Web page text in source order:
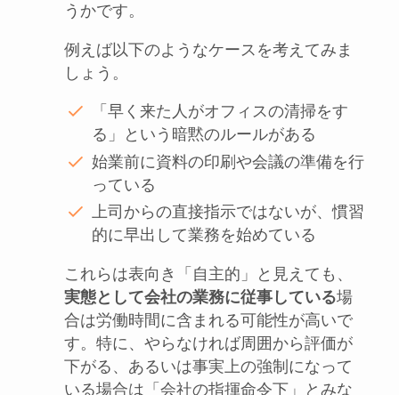
うかです。
例えば以下のようなケースを考えてみま
しょう。
「早く来た人がオフィスの清掃をす
る」という暗黙のルールがある
始業前に資料の印刷や会議の準備を行
っている
上司からの直接指示ではないが、慣習
的に早出して業務を始めている
これらは表向き「自主的」と見えても、
実態として会社の業務に従事している場
合は労働時間に含まれる可能性が高いで
す。特に、やらなければ周囲から評価が
下がる、あるいは事実上の強制になって
いる場合は「会社の指揮命令下」とみな